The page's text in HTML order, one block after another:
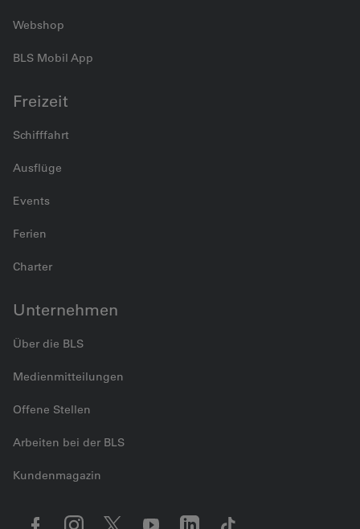
Webshop
BLS Mobil App
Freizeit
Schifffahrt
Ausflüge
Events
Ferien
Charter
Unternehmen
Über die BLS
Medienmitteilungen
Offene Stellen
Arbeiten bei der BLS
Kundenmagazin